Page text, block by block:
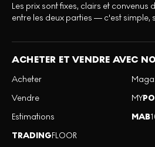
Les prix sont fixes, clairs et
entre les deux parties — c'est simple,
ACHETER ET VENDRE AVEC
Acheter
Vendre
Estimations
TRADINGFLOOR
MY
MAB